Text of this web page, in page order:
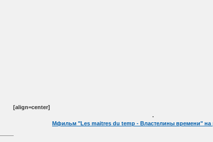
[align=center]
.
Мфильм "Les maitres du temp - Властелины времени" на